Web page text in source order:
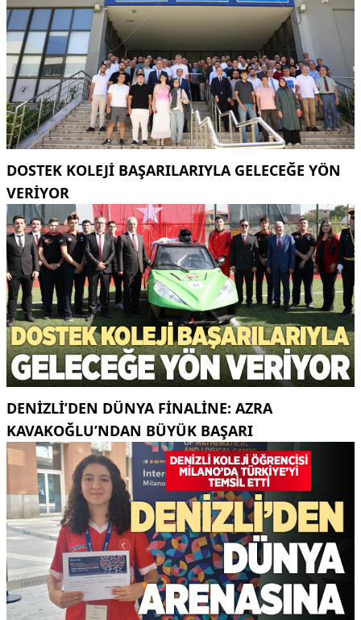
DOSTEK KOLEJİ BAŞARILARIYLA GELECEĞE YÖN
VERİYOR
DENIZLI’DEN DÜNYA FINALINE: AZRA
KAVAKOĞLU’NDAN BÜYÜK BAŞARI